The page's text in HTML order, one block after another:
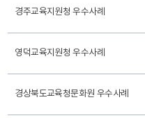
경주교육지원청 우수사례
영덕교육지원청 우수사례
경상북도교육청문화원 우수사례